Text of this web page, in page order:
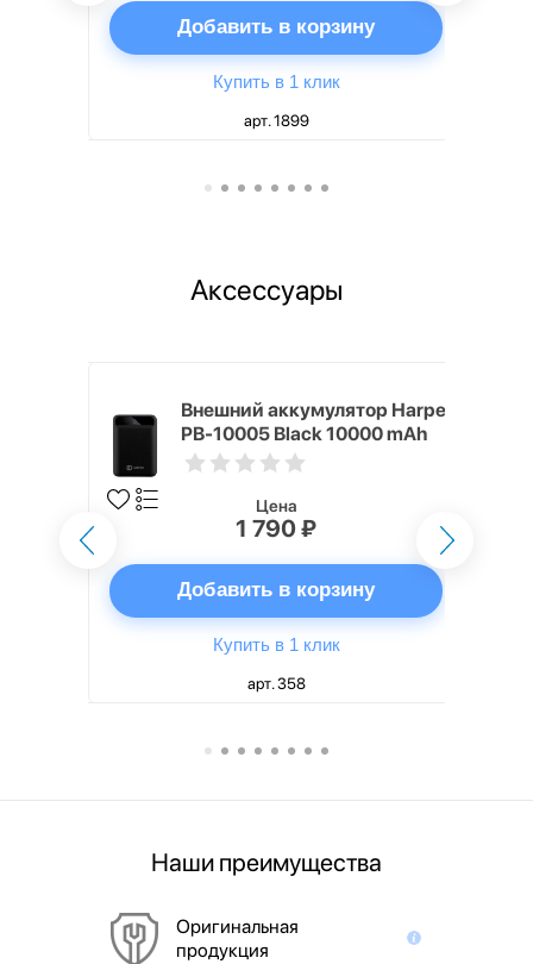
Добавить в корзину
Купить в 1 клик
арт. 1899
Аксессуары
Внешний аккумулятор Harper
PB-10005 Black 10000 mAh
Цена
1 790 ₽
Добавить в корзину
Купить в 1 клик
арт. 358
Наши преимущества
Оригинальная
продукция